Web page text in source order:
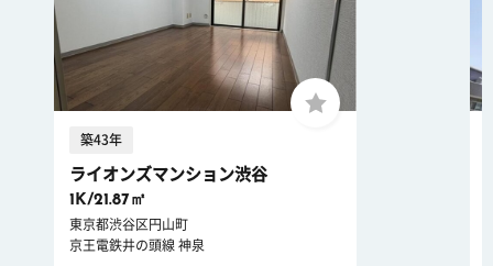
築43年
ライオンズマンション渋谷
1K/21.87㎡
東京都渋谷区円山町
京王電鉄井の頭線 神泉